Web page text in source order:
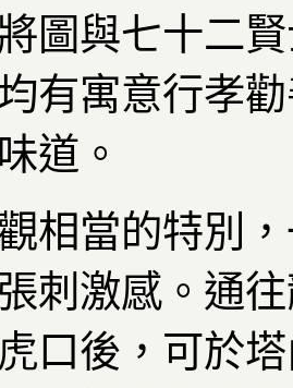
圖與七十二
有寓意行孝
道。
相當的特別
刺激感。通
口後，可於